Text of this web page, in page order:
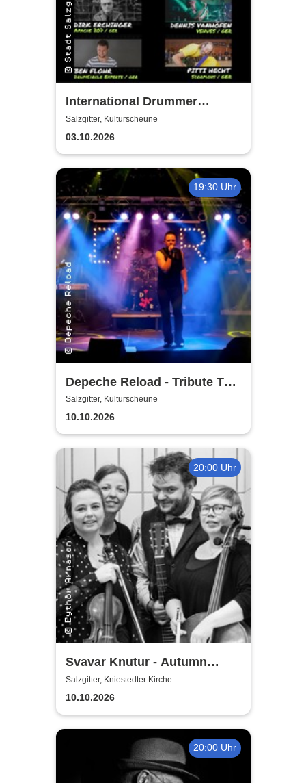
International Drummer
Meeting Konzert |
Kulturscheune
Salzgitter, Kulturscheune
03.10.2026
19:30 Uhr
Depeche Reload - Tribute To
Depeche Mode
Salzgitter, Kulturscheune
10.10.2026
20:00 Uhr
Svavar Knutur - Autumn
String Trio Tour
Salzgitter, Kniestedter Kirche
10.10.2026
20:00 Uhr